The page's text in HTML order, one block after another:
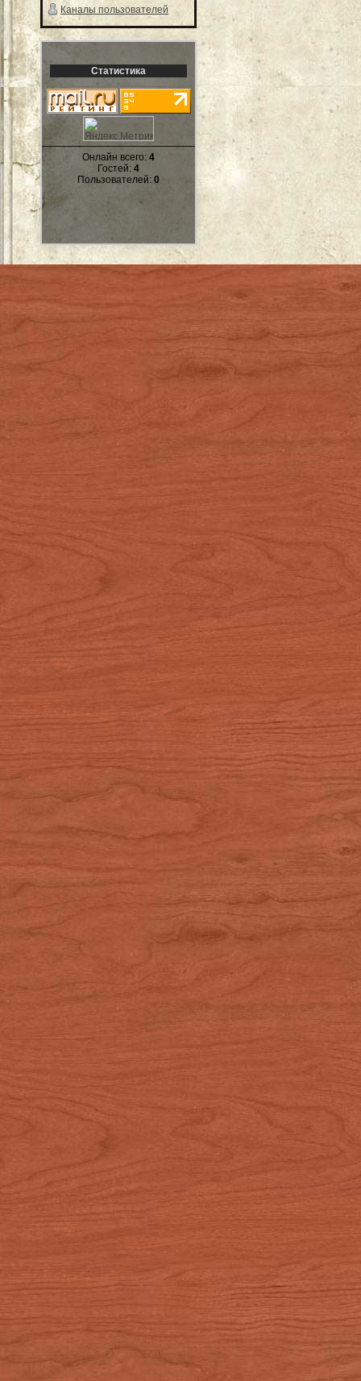
Каналы пользователей
Статистика
Онлайн всего: 4
Гостей: 4
Пользователей: 0